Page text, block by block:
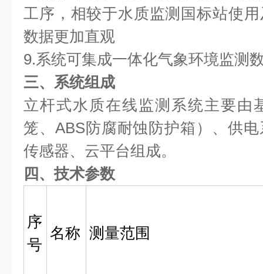
工序，相较于水质监测国标站使
数据更加直观
9.系统可集成一体化气象环境监测
三、系统组成
立杆式水质在线监测系统主要由
笼、ABS防腐耐蚀防护箱）、供
传感器、云平台组成。
四、技术参数
序
号
名称 测量范围